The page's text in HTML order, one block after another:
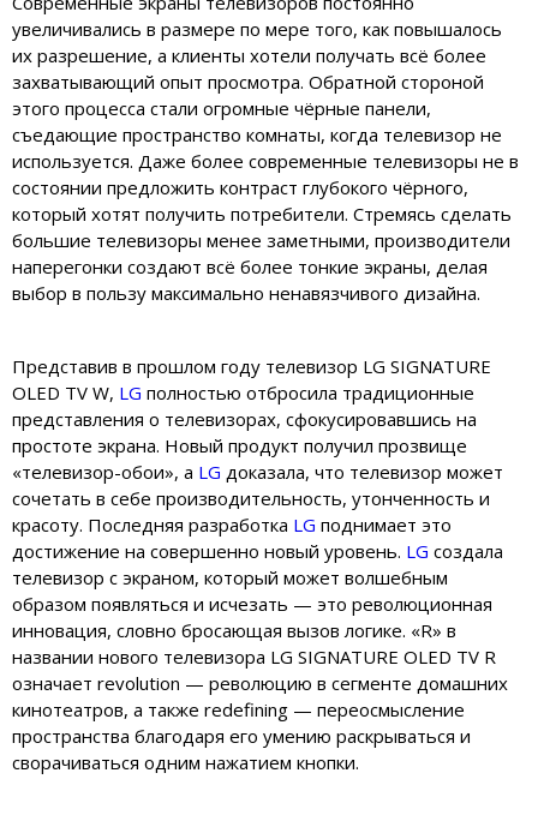
увеличивались в размере по мере того, как повышалось
их разрешение, а клиенты хотели получать всё более
захватывающий опыт просмотра. Обратной стороной
этого процесса стали огромные чёрные панели,
съедающие пространство комнаты, когда телевизор не
используется. Даже более современные телевизоры не в
состоянии предложить контраст глубокого чёрного,
который хотят получить потребители. Стремясь сделать
большие телевизоры менее заметными, производители
наперегонки создают всё более тонкие экраны, делая
выбор в пользу максимально ненавязчивого дизайна.
Представив в прошлом году телевизор LG SIGNATURE
OLED TV W, LG полностью отбросила традиционные
представления о телевизорах, сфокусировавшись на
простоте экрана. Новый продукт получил прозвище
«телевизор-обои», а LG доказала, что телевизор может
сочетать в себе производительность, утонченность и
красоту. Последняя разработка LG поднимает это
достижение на совершенно новый уровень. LG создала
телевизор с экраном, который может волшебным
образом появляться и исчезать — это революционная
инновация, словно бросающая вызов логике. «R» в
названии нового телевизора LG SIGNATURE OLED TV R
означает revolution — революцию в сегменте домашних
кинотеатров, а также redefining — переосмысление
пространства благодаря его умению раскрываться и
сворачиваться одним нажатием кнопки.